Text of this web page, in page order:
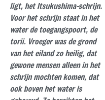
ligt, het Itsukushima-schrijn.
Voor het schrijn staat in het
water de toegangspoort, de
torii. Vroeger was de grond
van het eiland zo heilig, dat
gewone mensen alleen in het
schrijn mochten komen, dat
ook boven het water is